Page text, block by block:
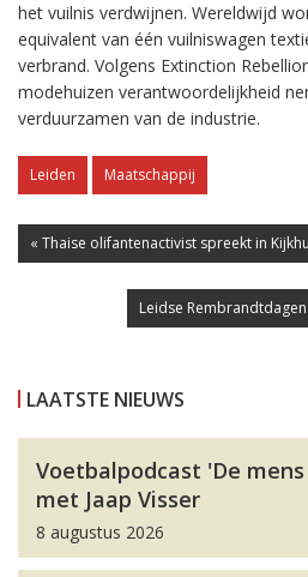
het vuilnis verdwijnen. Wereldwijd
equivalent van één vuilniswagen
verbrand. Volgens Extinction
modehuizen verantwoordelijkheid
verduurzamen van de industrie.
Leiden Maatschappij
« Thaise olifantenactivist spreekt in
Leidse
LAATSTE NIEUWS
Voetbalpodcast 'De
met Jaap Visser
8 augustus 2026